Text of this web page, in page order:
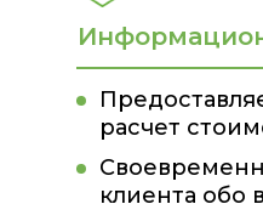
расчет
клиента обо